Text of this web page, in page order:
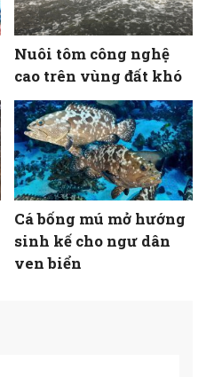
Nuôi tôm công nghệ
cao trên vùng đất khó
Cá bống mú mở hướng
sinh kế cho ngư dân
ven biển